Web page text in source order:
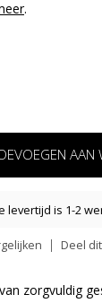
.
AAN
levertijd is 1-2
Deel
zorgvuldig